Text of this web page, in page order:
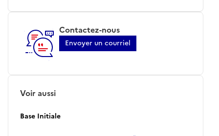
Contactez-nous
Envoyer un courriel
Voir aussi
Base Initiale